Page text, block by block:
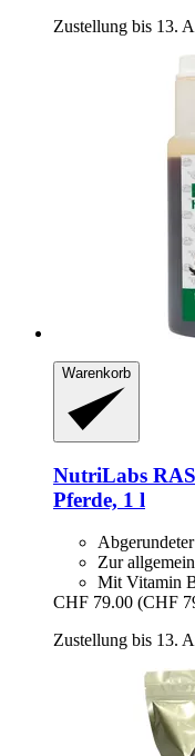
Zustellung bis 13.
Warenkorb
NutriLabs
Pferde, 1 l
Zur
Mit Vitamin
CHF 79.00 (CHF
Zustellung bis 13.